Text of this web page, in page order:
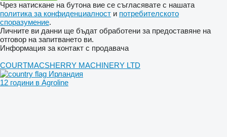
Чрез натискане на бутона вие се съгласявате с нашата
политика за конфиденциалност и потребителското
споразумение.
Личните ви данни ще бъдат обработени за предоставяне на
отговор на запитването ви.
Информация за контакт с продавача
COURTMACSHERRY MACHINERY LTD
Ирландия
12 години в Agroline